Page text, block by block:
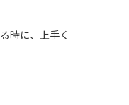
時に、上手く